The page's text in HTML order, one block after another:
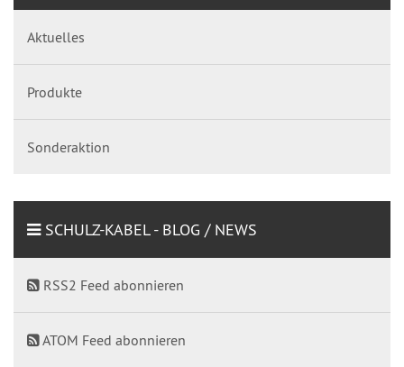
Aktuelles
Produkte
Sonderaktion
SCHULZ-KABEL - BLOG / NEWS
RSS2 Feed abonnieren
ATOM Feed abonnieren